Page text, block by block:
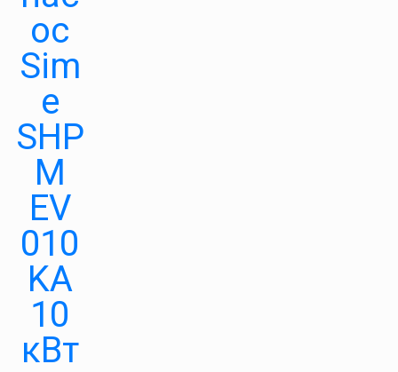
ос
Sim
e
SHP
M
EV
010
KA
10
кВт